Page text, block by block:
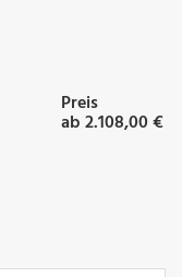
Preis
ab 2.108,00 €